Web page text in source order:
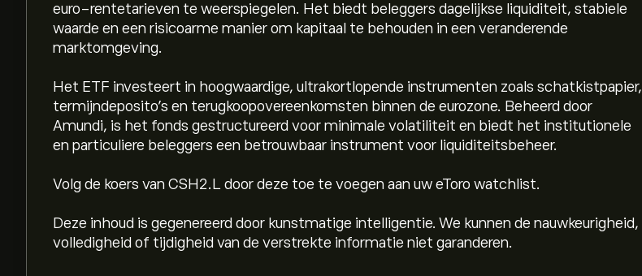
euro-rentetarieven te weerspiegelen. Het biedt beleggers dagelijkse liquiditeit, stabiele
waarde en een risicoarme manier om kapitaal te behouden in een veranderende
marktomgeving.
Het ETF investeert in hoogwaardige, ultrakortlopende instrumenten zoals schatkistpapier,
termijndeposito's en terugkoopovereenkomsten binnen de eurozone. Beheerd door
Amundi, is het fonds gestructureerd voor minimale volatiliteit en biedt het institutionele
en particuliere beleggers een betrouwbaar instrument voor liquiditeitsbeheer.
Volg de koers van CSH2.L door deze toe te voegen aan uw eToro watchlist.
Deze inhoud is gegenereerd door kunstmatige intelligentie. We kunnen de nauwkeurigheid,
volledigheid of tijdigheid van de verstrekte informatie niet garanderen.